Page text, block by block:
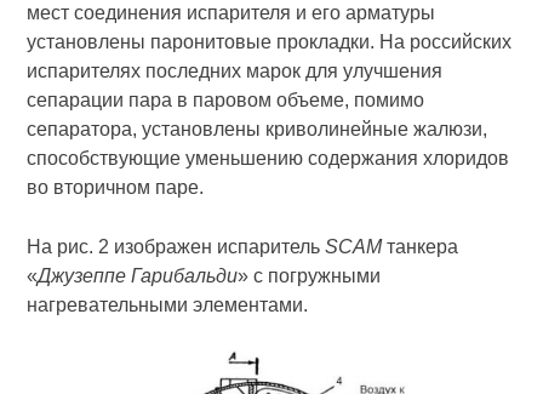
мест соединения испарителя и его арматуры
установлены паронитовые прокладки. На российских
испарителях последних марок для улучшения
сепарации пара в паровом объеме, помимо
сепаратора, установлены криволинейные жалюзи,
способствующие уменьшению содержания хлоридов
во вторичном паре.
На рис. 2 изображен испарительSCAMтанкера
«Джузеппе Гарибальди» с погружными
нагревательными элементами.